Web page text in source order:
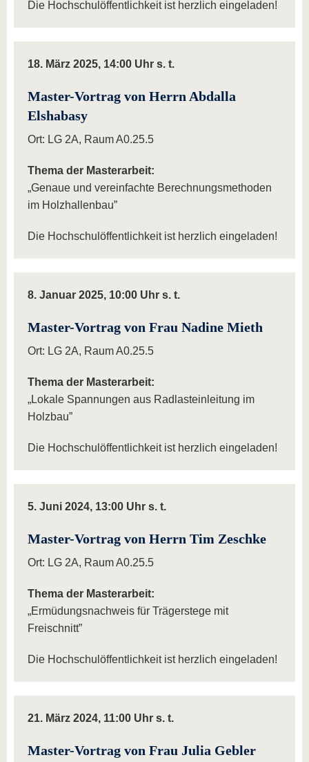
Die Hochschulöffentlichkeit ist herzlich eingeladen!
18. März 2025, 14:00 Uhr s. t.
Master-Vortrag von Herrn Abdalla
Elshabasy
Ort: LG 2A, Raum A0.25.5
Thema der Masterarbeit:
„Genaue und vereinfachte Berechnungsmethoden
im Holzhallenbau”
Die Hochschulöffentlichkeit ist herzlich eingeladen!
8. Januar 2025, 10:00 Uhr s. t.
Master-Vortrag von Frau Nadine Mieth
Ort: LG 2A, Raum A0.25.5
Thema der Masterarbeit:
„Lokale Spannungen aus Radlasteinleitung im
Holzbau”
Die Hochschulöffentlichkeit ist herzlich eingeladen!
5. Juni 2024, 13:00 Uhr s. t.
Master-Vortrag von Herrn Tim Zeschke
Ort: LG 2A, Raum A0.25.5
Thema der Masterarbeit:
„Ermüdungsnachweis für Trägerstege mit
Freischnitt”
Die Hochschulöffentlichkeit ist herzlich eingeladen!
21. März 2024, 11:00 Uhr s. t.
Master-Vortrag von Frau Julia Gebler